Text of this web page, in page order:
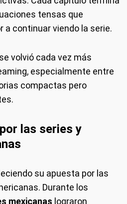
tensas que
a continuar viendo la serie.
volvió cada vez más
especialmente entre
compactas pero
las series y
su apuesta por las
Durante los
mexicanas lograron